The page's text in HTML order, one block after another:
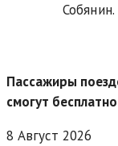
Собянин.
Пассажиры
смогут
8 Август 2026